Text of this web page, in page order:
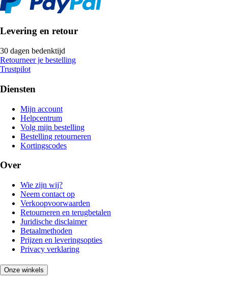
Levering en retour
30 dagen bedenktijd
Retourneer je bestelling
Trustpilot
Diensten
Mijn account
Helpcentrum
Volg mijn bestelling
Bestelling retourneren
Kortingscodes
Over
Wie zijn wij?
Neem contact op
Verkoopvoorwaarden
Retourneren en terugbetalen
Juridische disclaimer
Betaalmethoden
Prijzen en leveringsopties
Privacy verklaring
Onze winkels